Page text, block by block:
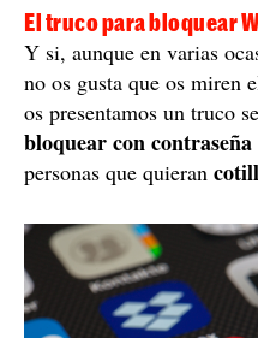
El truco para bloquear
Y si, aunque en varias
no os gusta que os miren
os presentamos un truco
bloquear con contraseña
personas que quieran